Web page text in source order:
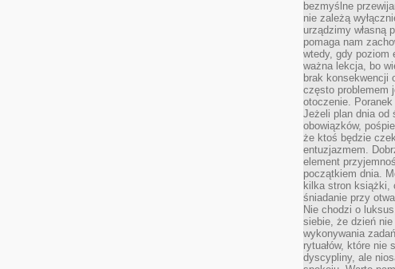
bezmyślne
nie zależą
urządzimy własną
pomaga nam
wtedy, gdy poziom
ważna lekcja, bo
brak konsekwencji
często problemem
otoczenie.
Jeżeli plan dnia od
obowiązków,
że ktoś będzie
entuzjazmem.
element
początkiem dnia.
kilka stron książki,
śniadanie przy
Nie chodzi o
siebie, że dzień
wykonywania
rytuałów, które nie
dyscypliny, ale